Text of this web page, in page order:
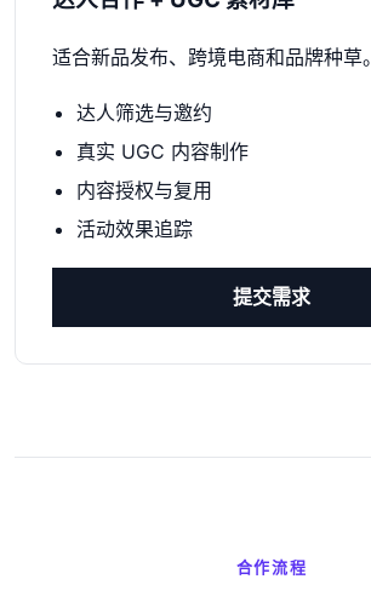
适合新品发布、跨境电商和品牌种草。
达人筛选与邀约
真实 UGC 内容制作
内容授权与复用
活动效果追踪
提交需求
合作流程